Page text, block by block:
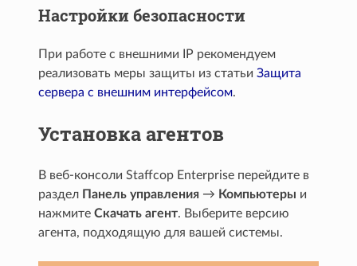
Настройки безопасности
При работе с внешними IP рекомендуем
реализовать меры защиты из статьиЗащита
сервера с внешним интерфейсом.
Установка агентов
В веб-консоли Staffcop Enterprise перейдите в
раздел Панель управления → Компьютеры и
нажмитеСкачать агент. Выберите версию
агента, подходящую для вашей системы.